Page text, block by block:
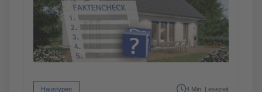
Haustypen 4 Min. Lesezeit